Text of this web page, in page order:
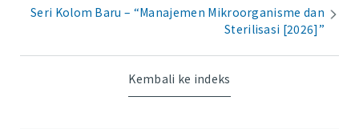
Kembali ke indeks
Seri Kolom Baru – “Manajemen Mikroorganisme dan
Sterilisasi [2026]”